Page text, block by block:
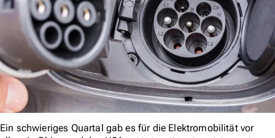
Ein schwieriges Quartal gab es für die Elektromobilität vor